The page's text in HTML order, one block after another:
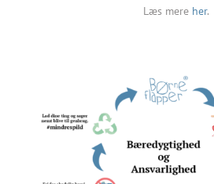
Læs mere her.